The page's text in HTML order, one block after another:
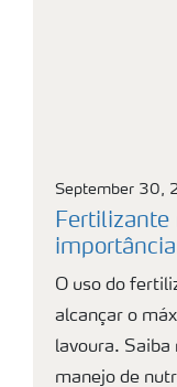
September 30,
Fertilizante
importância
O uso do
alcançar o
lavoura. Saiba
manejo de